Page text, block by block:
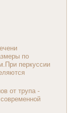
по
перкуссии
от трупа -